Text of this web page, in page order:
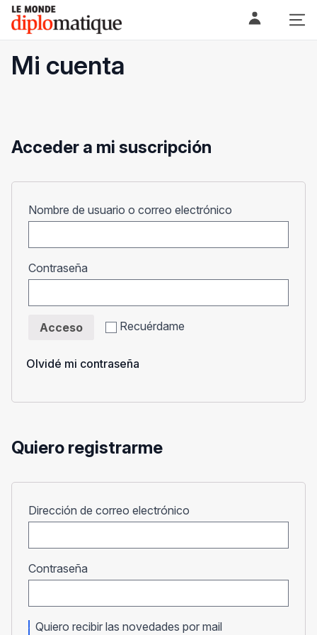
Skip
content
Le monde diplomatique
Mi cuenta
Acceder a mi suscripción
Nombre de usuario o correo electrónico
Contraseña
Recuérdame
Acceso
Olvidé mi contraseña
Quiero registrarme
Dirección de correo electrónico
Contraseña
Quiero recibir las novedades por mail